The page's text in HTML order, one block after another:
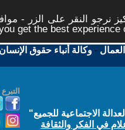
نرجو النقر على الزر -
get the best experience
-وكالة أنباء حقوق الإنسان
الاجتماعية للجميع"
في الفكر والثقافة